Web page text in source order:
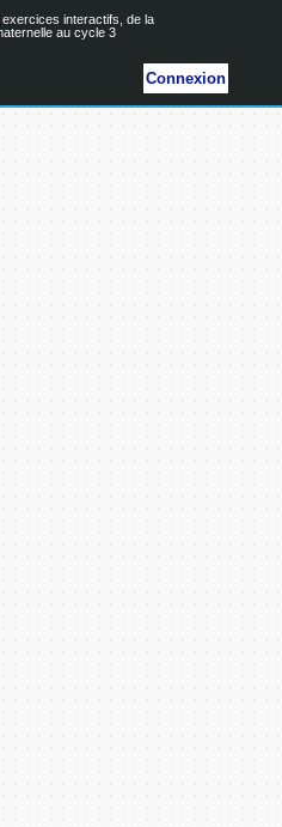
interactifs, de la
au cycle 3
Connexion